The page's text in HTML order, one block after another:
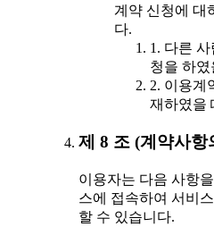
계약 신청에 대
다.
1. 다른
청을 하였
2. 이용계
재하였을
제 8 조 (계약사항
이용자는 다음 사항
스에 접속하여 서비
할 수 있습니다.